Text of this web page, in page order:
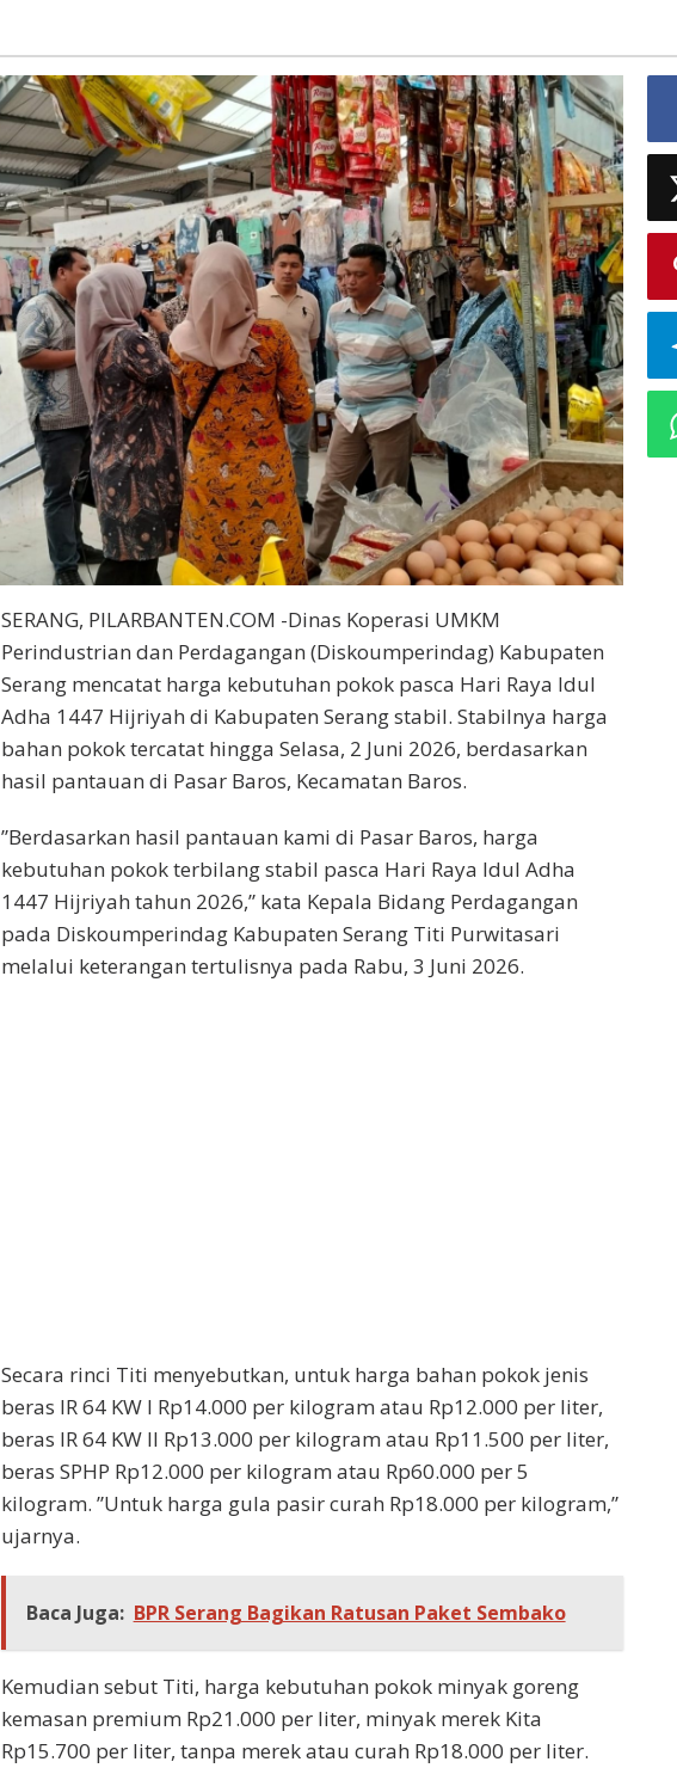
SERANG, PILARBANTEN.COM -Dinas Koperasi UMKM
Perindustrian dan Perdagangan (Diskoumperindag) Kabupaten
Serang mencatat harga kebutuhan pokok pasca Hari Raya Idul
Adha 1447 Hijriyah di Kabupaten Serang stabil. Stabilnya harga
bahan pokok tercatat hingga Selasa, 2 Juni 2026, berdasarkan
hasil pantauan di Pasar Baros, Kecamatan Baros.
”Berdasarkan hasil pantauan kami di Pasar Baros, harga
kebutuhan pokok terbilang stabil pasca Hari Raya Idul Adha
1447 Hijriyah tahun 2026,” kata Kepala Bidang Perdagangan
pada Diskoumperindag Kabupaten Serang Titi Purwitasari
melalui keterangan tertulisnya pada Rabu, 3 Juni 2026.
Secara rinci Titi menyebutkan, untuk harga bahan pokok jenis
beras IR 64 KW I Rp14.000 per kilogram atau Rp12.000 per liter,
beras IR 64 KW II Rp13.000 per kilogram atau Rp11.500 per liter,
beras SPHP Rp12.000 per kilogram atau Rp60.000 per 5
kilogram. ”Untuk harga gula pasir curah Rp18.000 per kilogram,”
ujarnya.
Baca Juga: BPR Serang Bagikan Ratusan Paket Sembako
Kemudian sebut Titi, harga kebutuhan pokok minyak goreng
kemasan premium Rp21.000 per liter, minyak merek Kita
Rp15.700 per liter, tanpa merek atau curah Rp18.000 per liter.